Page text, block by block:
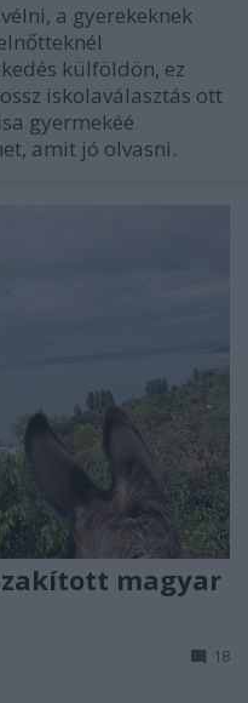
a gyerekeknek
külföldön, ez
iskolaválasztás ott
gyermekéé
amit jó olvasni.
magyar
18